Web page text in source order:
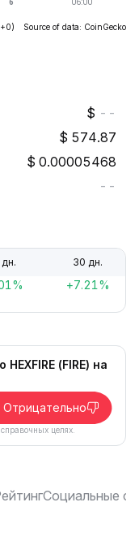
Source of data: CoinGecko
--
574.87
0.00005468
--
30 дн.
+7.21%
(FIRE) на
Отрицательно
целях.
Социальные